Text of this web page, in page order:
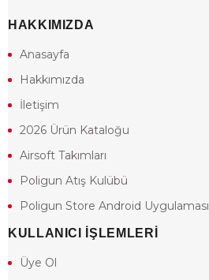
HAKKIMIZDA
Anasayfa
Hakkımızda
İletişim
2026 Ürün Kataloğu
Airsoft Takımları
Poligun Atış Kulübü
Poligun Store Android Uygulaması
KULLANICI İŞLEMLERİ
Üye Ol